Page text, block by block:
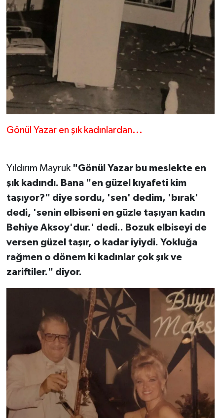
Gönül Yazar en şık kadınlardan...
Yıldırım Mayruk"Gönül Yazar bu meslekte en
şık kadındı. Bana "en güzel kıyafeti kim
taşıyor?" diye sordu, 'sen' dedim, 'bırak'
dedi, 'senin elbiseni en güzle taşıyan kadın
Behiye Aksoy'dur.' dedi.. Bozuk elbiseyi de
versen güzel taşır, o kadar iyiydi. Yokluğa
rağmen o dönem ki kadınlar çok şık ve
zariftiler." diyor.